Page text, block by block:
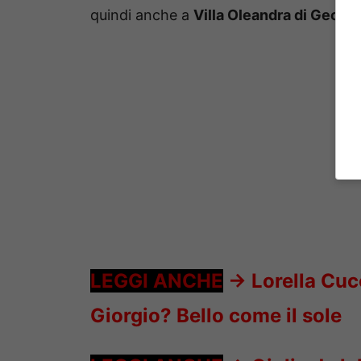
quindi anche a Villa Oleandra di
LEGGI ANCHE -> Lorella
Giorgio? Bello come il sole